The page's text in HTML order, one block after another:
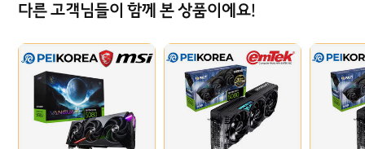
다른 고객님들이 함께 본 상품이에요!